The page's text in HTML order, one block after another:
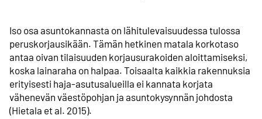
Iso osa asuntokannasta on lähitulevaisuudessa tulossa
peruskorjaus­ikään. Tämän hetkinen matala korkotaso
antaa oivan tilaisuuden korjaus­urakoiden aloittamiseksi,
koska lainaraha on halpaa. Toisaalta kaikkia rakennuksia
erityisesti haja-asutusalueilla ei kannata korjata
vähenevän väestöpohjan ja asuntokysynnän johdosta
(Hietala et al. 2015).